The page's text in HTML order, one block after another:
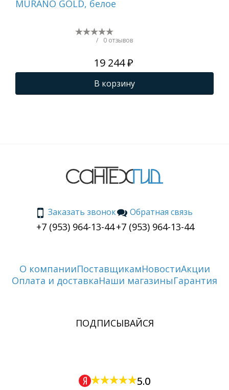
MURANO GOLD, белое
/ 0 отзывов
19 244 ₽
В корзину
Заказать звонок
+7 (953) 964-13-44
Обратная связь
+7 (953) 964-13-44
О компанииПоставщикамНовостиАкции
Оплата и доставкаНаши магазиныГарантия
ПОДПИСЫВАЙСЯ
5.0